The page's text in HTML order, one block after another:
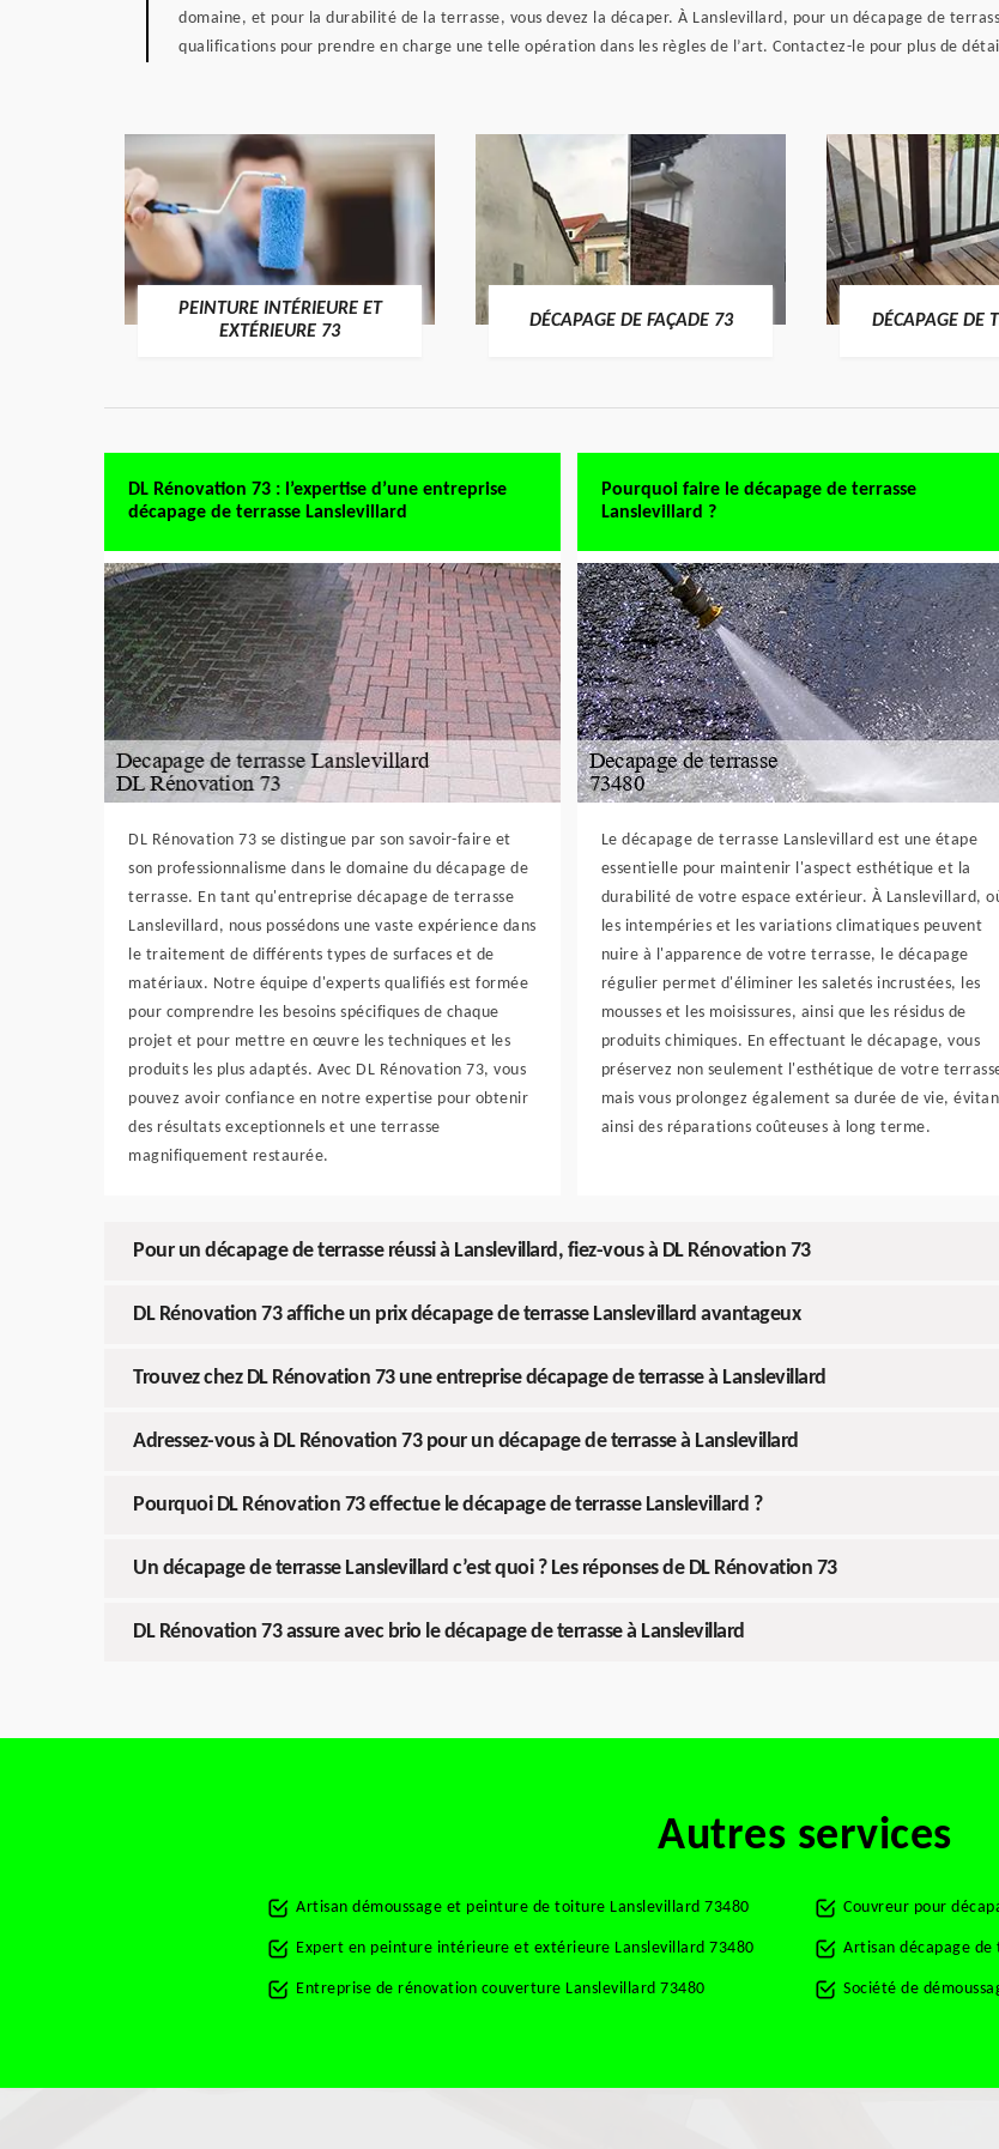
domaine, et pour la durabilité de la terrasse, vous devez la décaper. À Lanslevillard, pour un décapage de
qualifications pour prendre en charge une telle opération dans les règles de l’art. Contactez-le pour plus de
PEINTURE INTÉRIEURE ET
EXTÉRIEURE 73
DÉCAPAGE DE FAÇADE 73 DÉCAPAGE DE
DL Rénovation 73 : l’expertise d’une entreprise
décapage de terrasse Lanslevillard
DL Rénovation 73 se distingue par son savoir-faire et
son professionnalisme dans le domaine du décapage de
terrasse. En tant qu'entreprise décapage de terrasse
Lanslevillard, nous possédons une vaste expérience dans
le traitement de différents types de surfaces et de
matériaux. Notre équipe d'experts qualifiés est formée
pour comprendre les besoins spécifiques de chaque
projet et pour mettre en œuvre les techniques et les
produits les plus adaptés. Avec DL Rénovation 73, vous
pouvez avoir confiance en notre expertise pour obtenir
des résultats exceptionnels et une terrasse
magnifiquement restaurée.
Pourquoi faire le décapage de terrasse
Lanslevillard ?
Le décapage de terrasse Lanslevillard est une étape
essentielle pour maintenir l'aspect esthétique et la
durabilité de votre espace extérieur. À Lanslevillard,
les intempéries et les variations climatiques peuvent
nuire à l'apparence de votre terrasse, le décapage
régulier permet d'éliminer les saletés incrustées, les
mousses et les moisissures, ainsi que les résidus de
produits chimiques. En effectuant le décapage, vous
préservez non seulement l'esthétique de votre
mais vous prolongez également sa durée de vie,
ainsi des réparations coûteuses à long terme.
Pour un décapage de terrasse réussi à Lanslevillard, fiez-vous à DL Rénovation 73
DL Rénovation 73 affiche un prix décapage de terrasse Lanslevillard avantageux
Trouvez chez DL Rénovation 73 une entreprise décapage de terrasse à Lanslevillard
Adressez-vous à DL Rénovation 73 pour un décapage de terrasse à Lanslevillard
Pourquoi DL Rénovation 73 effectue le décapage de terrasse Lanslevillard ?
Un décapage de terrasse Lanslevillard c’est quoi ? Les réponses de DL Rénovation 73
DL Rénovation 73 assure avec brio le décapage de terrasse à Lanslevillard
Autres services
Artisan démoussage et peinture de toiture Lanslevillard 73480
Expert en peinture intérieure et extérieure Lanslevillard 73480
Entreprise de rénovation couverture Lanslevillard 73480
Couvreur pour
Artisan décapage
Société de